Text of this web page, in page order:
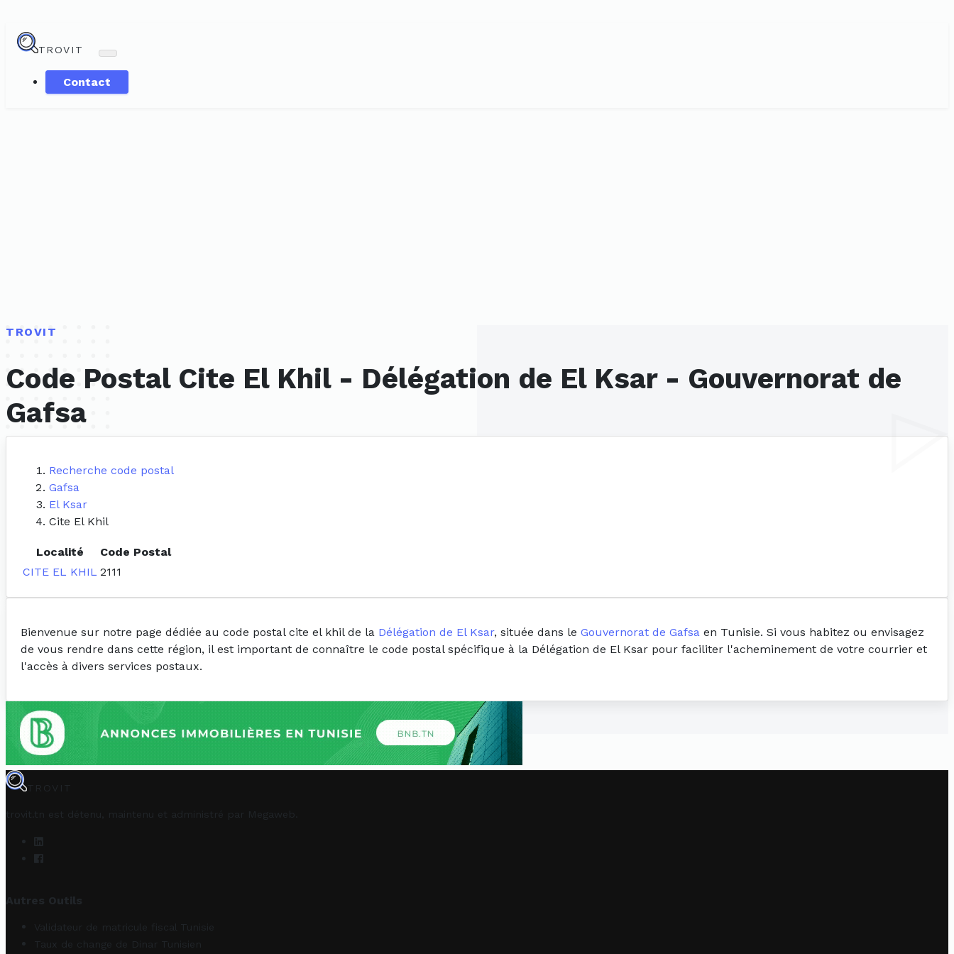
TROVIT
Contact
TROVIT
Code Postal Cite El Khil - Délégation de El Ksar - Gouvernorat de
Gafsa
Recherche code postal
Gafsa
El Ksar
Cite El Khil
Localité
Code Postal
CITE EL KHIL 2111
Bienvenue sur notre page dédiée au code postal cite el khil de la Délégation de El Ksar, située dans le Gouvernorat de Gafsa en Tunisie. Si vous habitez ou envisagez
de vous rendre dans cette région, il est important de connaître le code postal spécifique à la Délégation de El Ksar pour faciliter l'acheminement de votre courrier et
l'accès à divers services postaux.
TROVIT
trovit.tn est détenu, maintenu et administré par Megaweb
Autres Outils
Validateur de matricule fiscal Tunisie
Taux de change de Dinar Tunisien